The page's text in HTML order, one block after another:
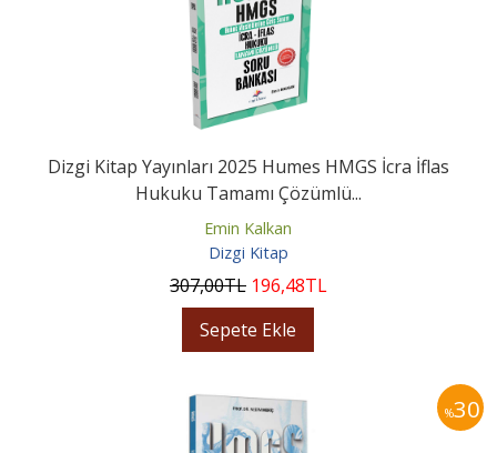
Dizgi Kitap Yayınları 2025 Humes HMGS İcra İflas
Hukuku Tamamı Çözümlü...
Emin Kalkan
Dizgi Kitap
307,00TL 196,48TL
Sepete Ekle
%30